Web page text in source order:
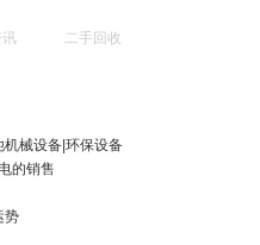
二手回收
械设备|环保设备
的销售
势